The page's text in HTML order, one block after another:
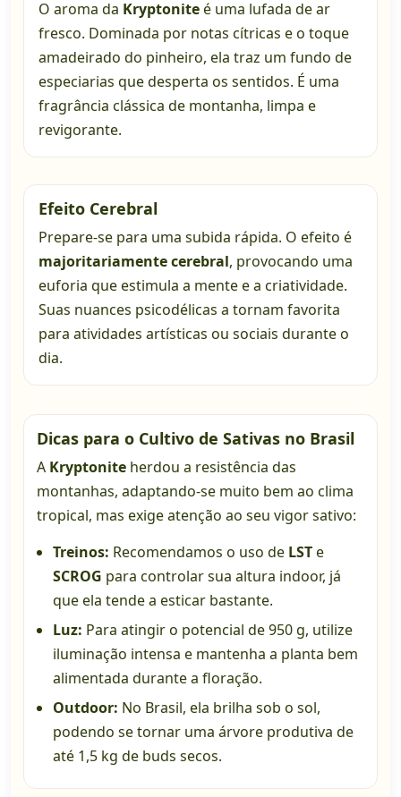
O aroma da Kryptoniteé uma lufada de ar
fresco. Dominada por notas cítricas e o toque
amadeirado do pinheiro, ela traz um fundo de
especiarias que desperta os sentidos. É uma
fragrância clássica de montanha, limpa e
revigorante.
Efeito Cerebral
Prepare-se para uma subida rápida. O efeito é
majoritariamente cerebral, provocando uma
euforia que estimula a mente e a criatividade.
Suas nuances psicodélicas a tornam favorita
para atividades artísticas ou sociais durante o
dia.
Dicas para o Cultivo de Sativas no Brasil
A Kryptonite herdou a resistência das
montanhas, adaptando-se muito bem ao clima
tropical, mas exige atenção ao seu vigor sativo:
Treinos: Recomendamos o uso de LSTe
SCROG para controlar sua altura indoor, já
que ela tende a esticar bastante.
Luz: Para atingir o potencial de 950 g, utilize
iluminação intensa e mantenha a planta bem
alimentada durante a floração.
Outdoor: No Brasil, ela brilha sob o sol,
podendo se tornar uma árvore produtiva de
até 1,5 kg de buds secos.